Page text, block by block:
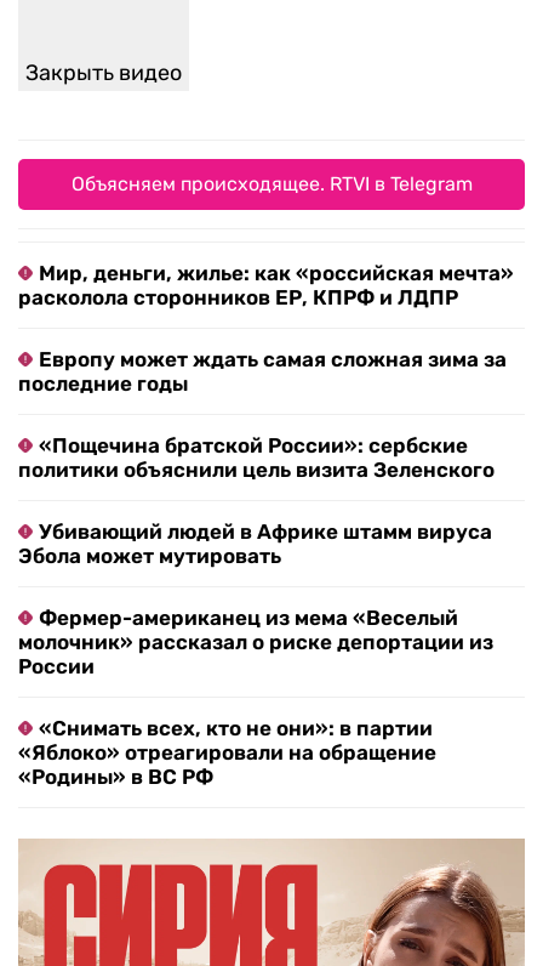
Закрыть видео
Объясняем происходящее. RTVI в Telegram
Мир, деньги, жилье: как «российская мечта»
расколола сторонников ЕР, КПРФ и ЛДПР
Европу может ждать самая сложная зима за
последние годы
«Пощечина братской России»: сербские
политики объяснили цель визита Зеленского
Убивающий людей в Африке штамм вируса
Эбола может мутировать
Фермер-американец из мема «Веселый
молочник» рассказал о риске депортации из
России
«Снимать всех, кто не они»: в партии
«Яблоко» отреагировали на обращение
«Родины» в ВС РФ